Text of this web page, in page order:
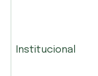
Institucional